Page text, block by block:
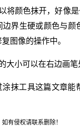
将颜色抹开，好像
边界生硬或颜色与
图像的操作中。
大小可以在右边画笔
涂抹工具这篇文章能
有侵权请联系删除！